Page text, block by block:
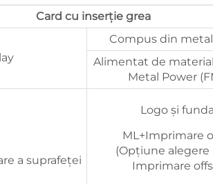
Card cu inserție grea
Compus din metal
Alimentat de
Metal Power
a suprafeței
Logo și
ML+Imprimare
(Opțiune alegere
Imprimare